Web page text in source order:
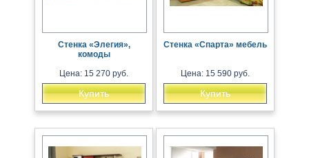
Стенка «Элегия»,
комоды
Цена: 15 270 руб.
Купить
Стенка «Спарта» мебель
Цена: 15 590 руб.
Купить